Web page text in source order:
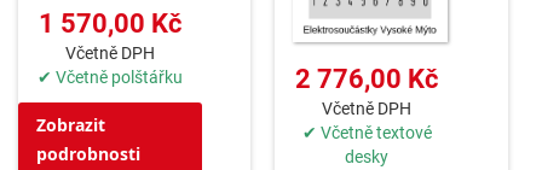
1 570,00 Kč
Včetně DPH
✔ Včetně polštářku
Zobrazit
podrobnosti
2 776,00 Kč
Včetně DPH
✔ Včetně textové
desky